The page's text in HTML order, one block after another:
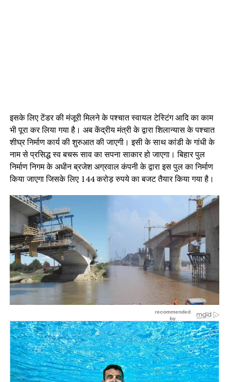
इसके लिए टेंडर की मंजूरी मिलने के पश्चात स्वायल टेस्टिंग आदि का काम
भी पूरा कर लिया गया है। अब केंद्रीय मंत्री के द्वारा शिलान्यास के पश्चात
शीघ्र निर्माण कार्य की शुरुआत की जाएगी। इसी के साथ कांडी के गांधी के
नाम से प्रसिद्ध स्व बचरू साव का सपना साकार हो जाएगा। बिहार पुल
निर्माण निगम के अधीन ब्रजेश अग्रवाल कंपनी के द्वारा इस पुल का निर्माण
किया जाएगा जिसके लिए 144 करोड़ रुपये का बजट तैयार किया गया है।